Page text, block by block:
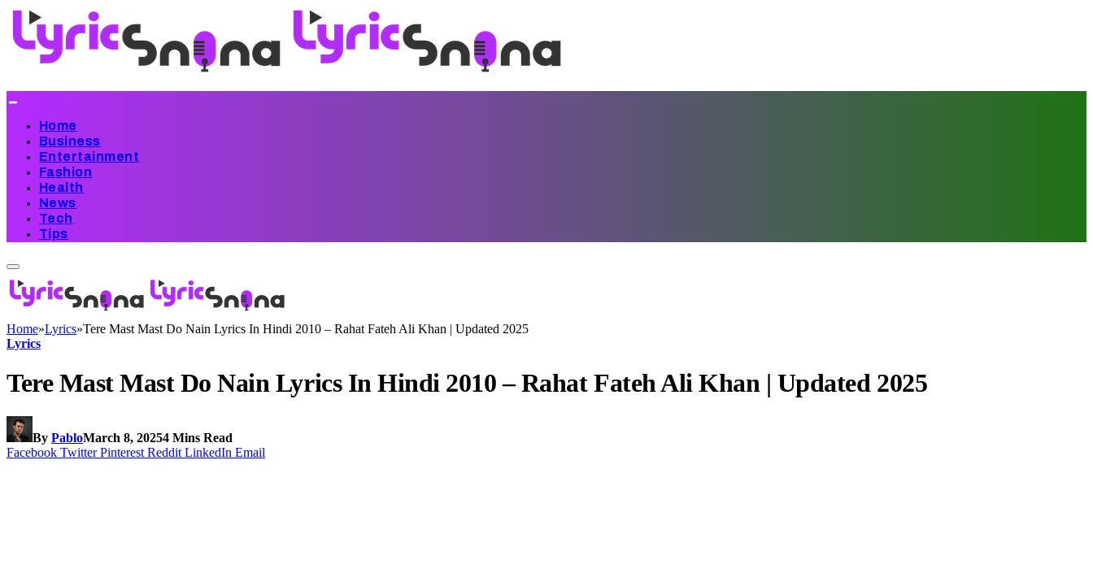
Home
Business
Entertainment
Fashion
Health
News
Tech
Tips
Home»Lyrics»Tere Mast Mast Do Nain Lyrics In Hindi 2010 – Rahat Fateh Ali Khan | Updated 2025
Lyrics
Tere Mast Mast Do Nain Lyrics In Hindi 2010 – Rahat Fateh Ali Khan | Updated 2025
By PabloMarch 8, 20254 Mins Read
Facebook Twitter Pinterest Reddit LinkedIn Email